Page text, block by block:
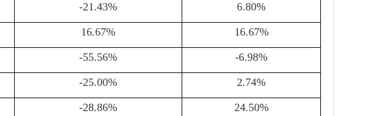
-21.43% 6.80%
16.67% 16.67%
-55.56% -6.98%
-25.00% 2.74%
-28.86% 24.50%